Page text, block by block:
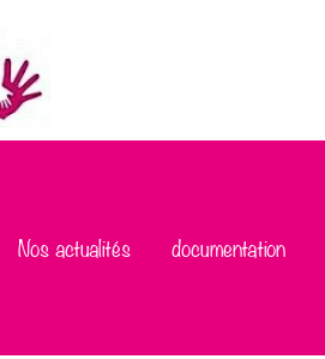
Nos actualités documentation